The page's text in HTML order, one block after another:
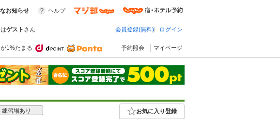
お知らせ ヘルプ
ゲスト さん 会員登録(無料) ログイン
1%たまる 予約照会 マイページ
練習場あり お気に入り登録